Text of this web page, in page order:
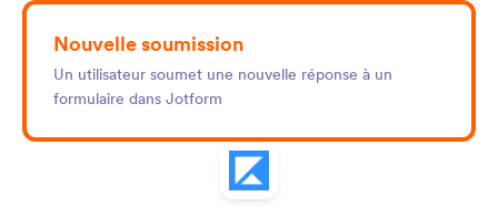
Nouvelle soumission
Un utilisateur soumet une nouvelle réponse à un
formulaire dans Jotform